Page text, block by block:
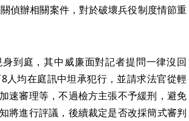
偵辦相關案件，對於破壞兵役制度情節重
到庭，其中威廉面對記者提問一律沒回
人均在庭訊中坦承犯行，並請求法官從輕
速審理等，不過檢方主張不予緩刑，避免
將進行評議，後續裁定是否改採簡式審判